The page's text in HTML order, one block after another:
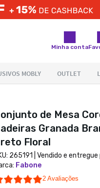
Minha conta
de Mesa
Granada
Floral
265191 | Vendido e entregue
: Fabone
5.0 star rating
2 Avaliações